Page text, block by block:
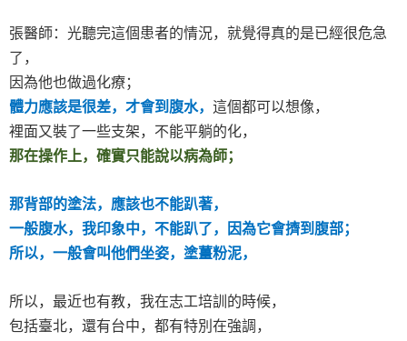
張醫師：光聽完這個患者的情況，就覺得真的是已經很危急
了，
因為他也做過化療；
體力應該是很差，才會到腹水， 這個都可以想像，
裡面又裝了一些支架，不能平躺的化，
那在操作上，確實只能說以病為師；
那背部的塗法，應該也不能趴著，
一般腹水，我印象中，不能趴了，因為它會擠到腹部；
所以，一般會叫他們坐姿，塗薑粉泥，
所以，最近也有教，我在志工培訓的時候，
包括臺北，還有台中，都有特別在強調，